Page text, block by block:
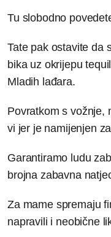
Tu slobodno
Tate pak ostavite da
bika uz okrijepu
Mladih lađara.
Povratkom s vožnje,
vi jer je namijenjen
Garantiramo ludu
brojna zabavna
Za mame spremaju
napravili i neobične